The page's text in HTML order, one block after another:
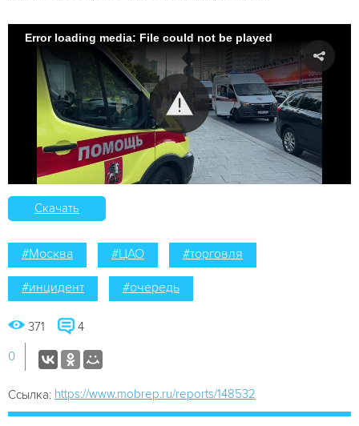
Error loading media: File could not be played
Скачать
#Москва #ЦАО #торговля
#инцидент #очередь
371 4
0
Ссылка: https://www.mobrep.ru/reports/148532